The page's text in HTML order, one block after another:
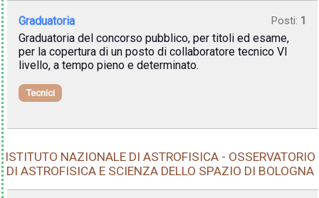
Graduatoria Posti: 1
Graduatoria del concorso pubblico, per titoli ed esame,
per la copertura di un posto di collaboratore tecnico VI
livello, a tempo pieno e determinato.
Tecnici
ISTITUTO NAZIONALE DI ASTROFISICA - OSSERVATORIO
DI ASTROFISICA E SCIENZA DELLO SPAZIO DI BOLOGNA